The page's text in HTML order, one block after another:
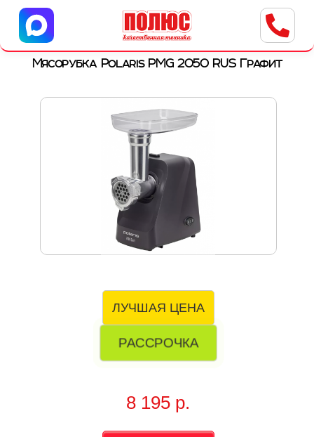
Центр бытовой техники
г. Ульяновск, ул. Пушкарева, 8a
Мясорубка Polaris PMG 2050 RUS Графит
ЛУЧШАЯ ЦЕНА
РАССРОЧКА
8 195 р.